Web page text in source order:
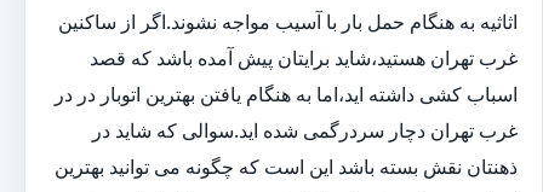
اثاثیه به هنگام حمل بار با آسیب مواجه نشوند.اگر از ساکنین
غرب تهران هستید،شاید برایتان پیش آمده باشد که قصد
اسباب کشی داشته اید،اما به هنگام یافتن بهترین اتوبار در در
غرب تهران دچار سردرگمی شده اید.سوالی که شاید در
ذهنتان نقش بسته باشد این است که چگونه می توانید بهترین